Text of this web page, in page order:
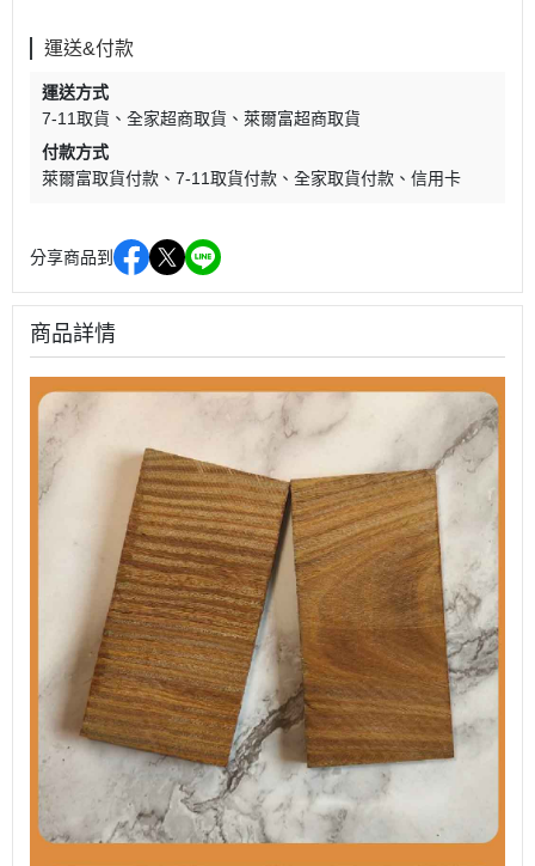
運送&付款
運送方式
7-11取貨
全家超商取貨
萊爾富超商取貨
付款方式
萊爾富取貨付款
7-11取貨付款 全家取貨付款 信用卡
分享商品到
商品詳情